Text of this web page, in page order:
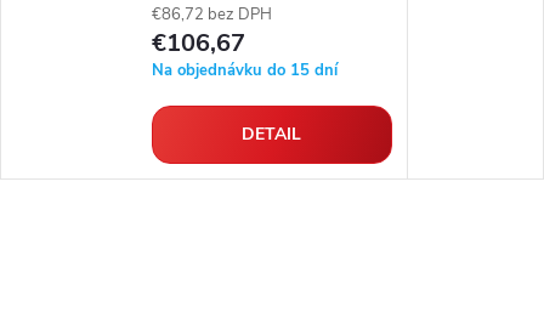
€86,72 bez DPH
€106,67
Na objednávku do 15 dní
DETAIL